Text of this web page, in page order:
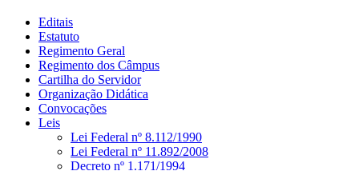
Editais
Estatuto
Regimento Geral
Regimento dos Câmpus
Cartilha do Servidor
Organização Didática
Convocações
Leis
Lei Federal nº 8.112/1990
Lei Federal nº 11.892/2008
Decreto nº 1.171/1994